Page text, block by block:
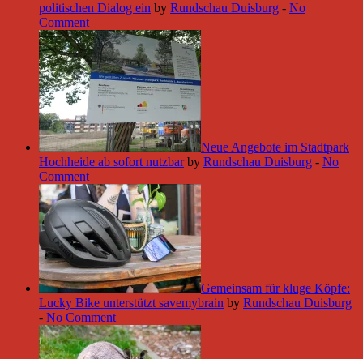
politischen Dialog ein by Rundschau Duisburg - No
Comment
Neue Angebote im Stadtpark
Hochheide ab sofort nutzbar by Rundschau Duisburg - No
Comment
Gemeinsam für kluge Köpfe:
Lucky Bike unterstützt savemybrain by Rundschau Duisburg
- No Comment